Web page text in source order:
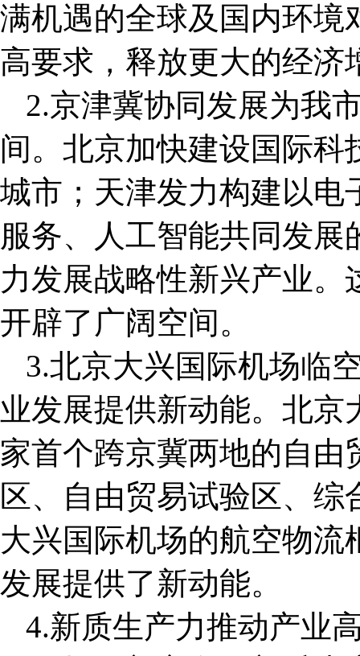
满机遇的全球及国内环境
高要求，释放更大的经济
2.京津冀协同发展为我
间。北京加快建设国际
城市；天津发力构建以电
服务、人工智能共同发
力发展战略性新兴产业
开辟了广阔空间。
3.北京大兴国际机场临
业发展提供新动能。北
家首个跨京冀两地的自
区、自由贸易试验区、
大兴国际机场的航空物
发展提供了新动能。
4.新质生产力推动产业